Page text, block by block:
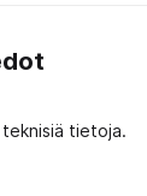
tietoja.